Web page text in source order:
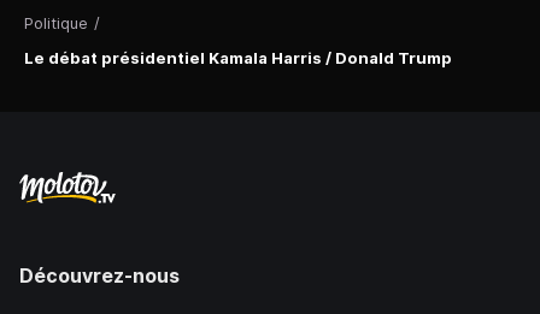
Politique /
Le débat présidentiel Kamala Harris / Donald Trump
Découvrez-nous